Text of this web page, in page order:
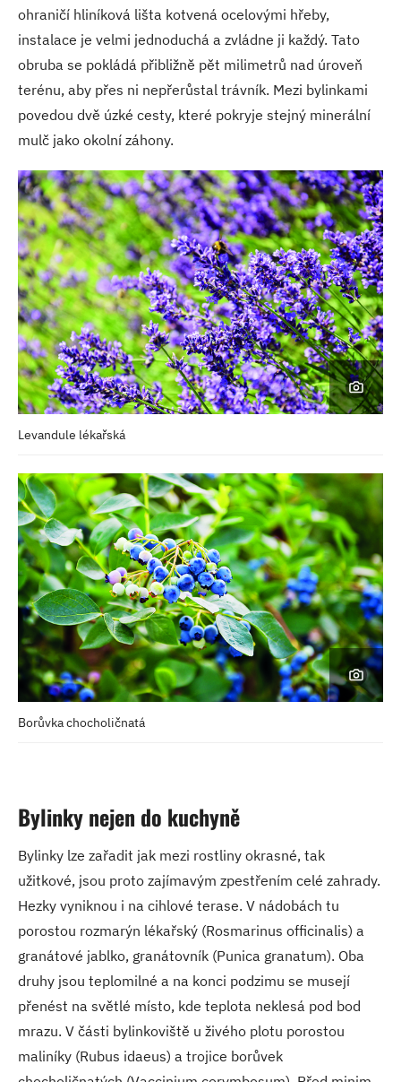
ohraničí hliníková lišta kotvená ocelovými hřeby,
instalace je velmi jednoduchá a zvládne ji každý. Tato
obruba se pokládá přibližně pět milimetrů nad úroveň
terénu, aby přes ni nepřerůstal trávník. Mezi bylinkami
povedou dvě úzké cesty, které pokryje stejný minerální
mulč jako okolní záhony.
Levandule lékařská
Borůvka chocholičnatá
Bylinky nejen do kuchyně
Bylinky lze zařadit jak mezi rostliny okrasné, tak
užitkové, jsou proto zajímavým zpestřením celé zahrady.
Hezky vyniknou i na cihlové terase. V nádobách tu
porostou rozmarýn lékařský (Rosmarinus officinalis) a
granátové jablko, granátovník (Punica granatum). Oba
druhy jsou teplomilné a na konci podzimu se musejí
přenést na světlé místo, kde teplota neklesá pod bod
mrazu. V části bylinkoviště u živého plotu porostou
maliníky (Rubus idaeus) a trojice borůvek